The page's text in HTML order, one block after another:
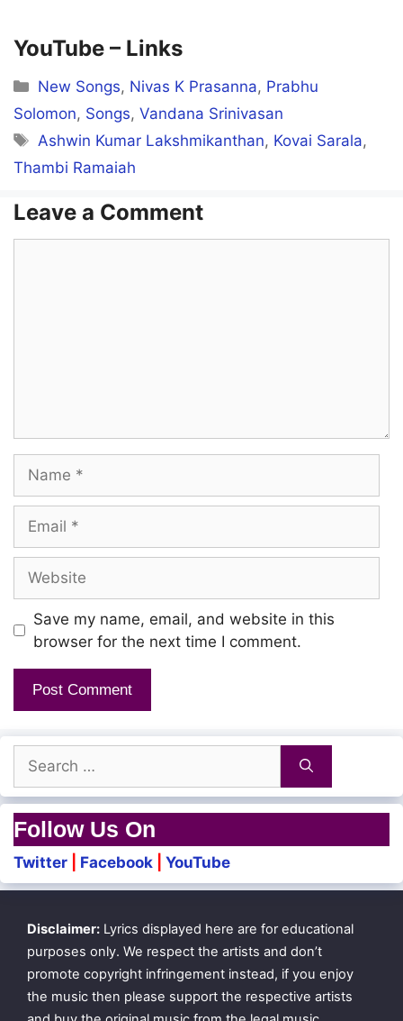
YouTube – Links
Categories
New Songs, Nivas K Prasanna, Prabhu
Solomon, Songs, Vandana Srinivasan
Tags
Ashwin Kumar Lakshmikanthan, Kovai Sarala,
Thambi Ramaiah
Leave a Comment
Save my name, email, and website in this
browser for the next time I comment.
for:
Follow Us On
Twitter Facebook YouTube
Disclaimer: Lyrics displayed here are for educational
purposes only. We respect the artists and don’t
promote copyright infringement instead, if you enjoy
the music then please support the respective artists